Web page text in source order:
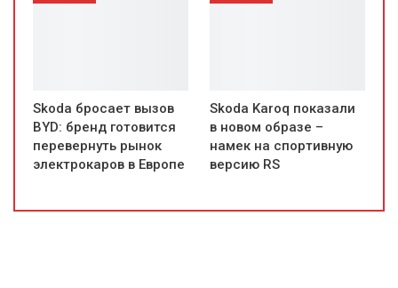
Skoda бросает вызов
BYD: бренд готовится
перевернуть рынок
электрокаров в Европе
Skoda Karoq показали
в новом образе –
намек на спортивную
версию RS